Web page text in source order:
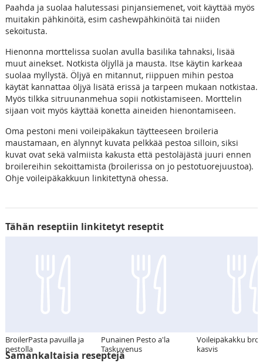
Paahda ja suolaa halutessasi pinjansiemenet, voit käyttää myös
muitakin pähkinöitä, esim cashewpähkinöitä tai niiden
sekoitusta.
Hienonna morttelissa suolan avulla basilika tahnaksi, lisää
muut ainekset. Notkista öljyllä ja mausta. Itse käytin karkeaa
suolaa myllystä. Öljyä en mitannut, riippuen mihin pestoa
käytät kannattaa öljyä lisätä erissä ja tarpeen mukaan notkistaa.
Myös tilkka sitruunanmehua sopii notkistamiseen. Morttelin
sijaan voit myös käyttää konetta aineiden hienontamiseen.
Oma pestoni meni voileipäkakun täytteeseen broileria
maustamaan, en älynnyt kuvata pelkkää pestoa silloin, siksi
kuvat ovat sekä valmiista kakusta että pestoläjästä juuri ennen
broilereihin sekoittamista (broilerissa on jo pestotuorejuustoa).
Ohje voileipäkakkuun linkitettynä ohessa.
Tähän reseptiin linkitetyt reseptit
BroilerPasta pavuilla ja
pestolla
Punainen Pesto a'la
Taskuvenus
Voileipäkakku
kasvis
Samankaltaisia reseptejä